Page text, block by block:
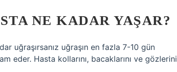
NE KADAR YAŞAR?
uğraşırsanız uğraşın en fazla 7-10 gün
eder. Hasta kollarını, bacaklarını ve gözlerini